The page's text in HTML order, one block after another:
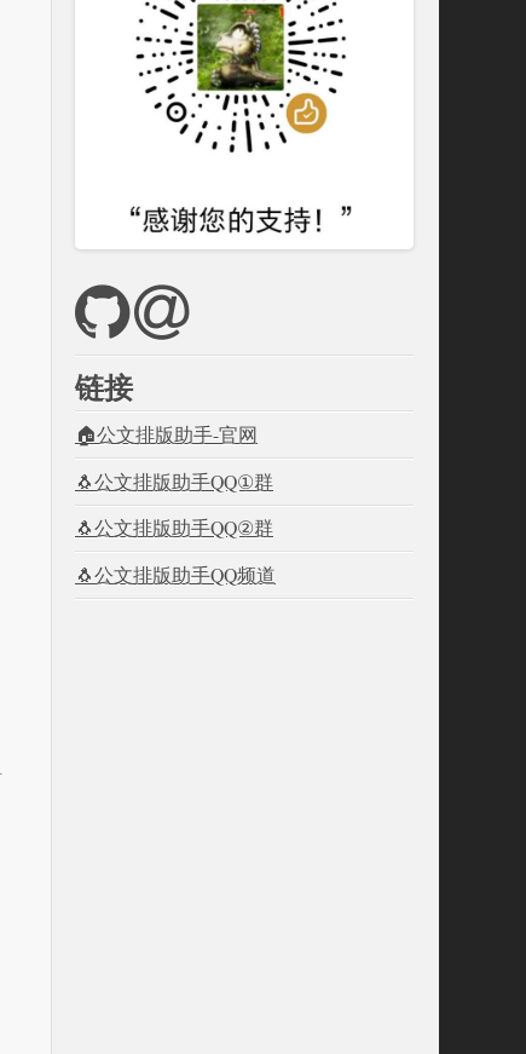
链接
🏠公文排版助手-官网
🐧公文排版助手QQ①群
🐧公文排版助手QQ②群
🐧公文排版助手QQ频道